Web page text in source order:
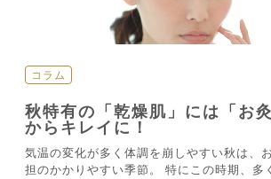
コラム
秋特有の「乾燥肌」には「お
からキレイに！
気温の変化が多く体調を崩しやすい秋は、
担のかかりやすい季節。 特にこの時期、多